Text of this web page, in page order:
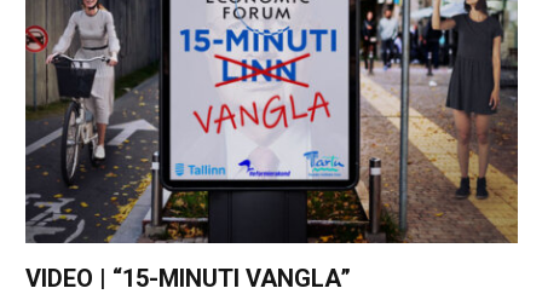
VIDEO | “15-MINUTI VANGLA”